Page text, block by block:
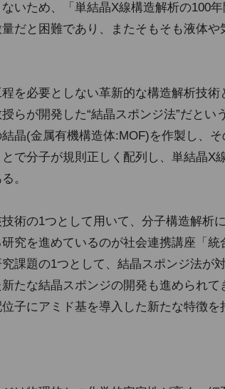
いため、「単結晶X線構造解析の100
だと困難であり、またそもそも液体
を必要としない革新的な構造解析技術
らが開発した“結晶スポンジ法”だとい
晶(金属有機構造体:MOF)を作製し、
で分子が規則正しく配列し、単結晶X
。
術の1つとして用いて、分子構造解析
究を進めているのが社会連携講座「
課題の1つとして、結晶スポンジ法が
たな結晶スポンジの開発も進められて
子にアミド基を導入した新たな特徴